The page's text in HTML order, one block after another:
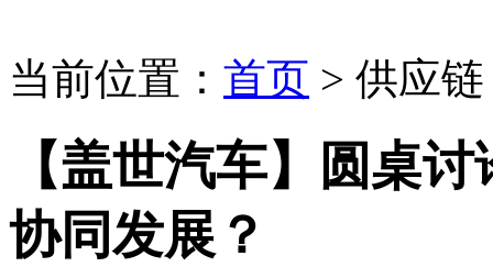
当前位置： 首页 > 供应链
【盖世汽车】圆桌
协同发展？